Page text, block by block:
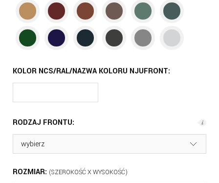
RODZAJ FRONTU:
ROZMIAR:
KOLOR NCS/RAL/NAZWA KOLORU NJUFRONT: